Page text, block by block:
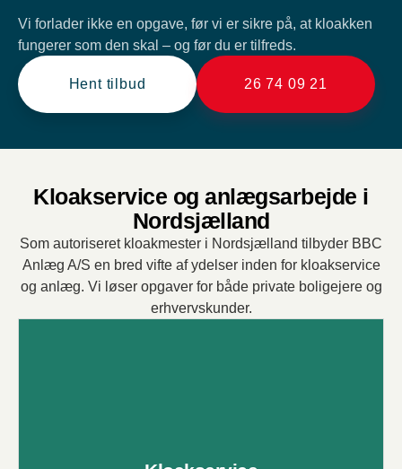
Vi forlader ikke en opgave, før vi er sikre på, at kloakken
fungerer som den skal – og før du er tilfreds.
Hent tilbud 26 74 09 21
Kloakservice og anlægsarbejde i
Nordsjælland
Som autoriseret kloakmester i Nordsjælland tilbyder BBC
Anlæg A/S en bred vifte af ydelser inden for kloakservice
og anlæg. Vi løser opgaver for både private boligejere og
erhvervskunder.